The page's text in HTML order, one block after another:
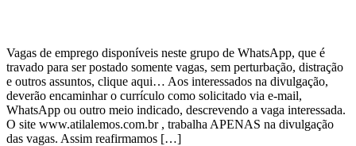
Vagas de emprego disponíveis neste grupo de WhatsApp, que é
travado para ser postado somente vagas, sem perturbação, distração
e outros assuntos, clique aqui… Aos interessados na divulgação,
deverão encaminhar o currículo como solicitado via e-mail,
WhatsApp ou outro meio indicado, descrevendo a vaga interessada.
O site www.atilalemos.com.br , trabalha APENAS na divulgação
das vagas. Assim reafirmamos […]